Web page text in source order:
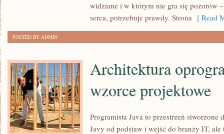
widziane i w którym nie gra się pozorów
serca, potrzebuje prawdy. Strona [ Read
POSTED BY ADMIN
Architektura
wzorce projektowe
Programista Java to przestrzeń stworzone
Javy od podstaw i wejść do branży IT,